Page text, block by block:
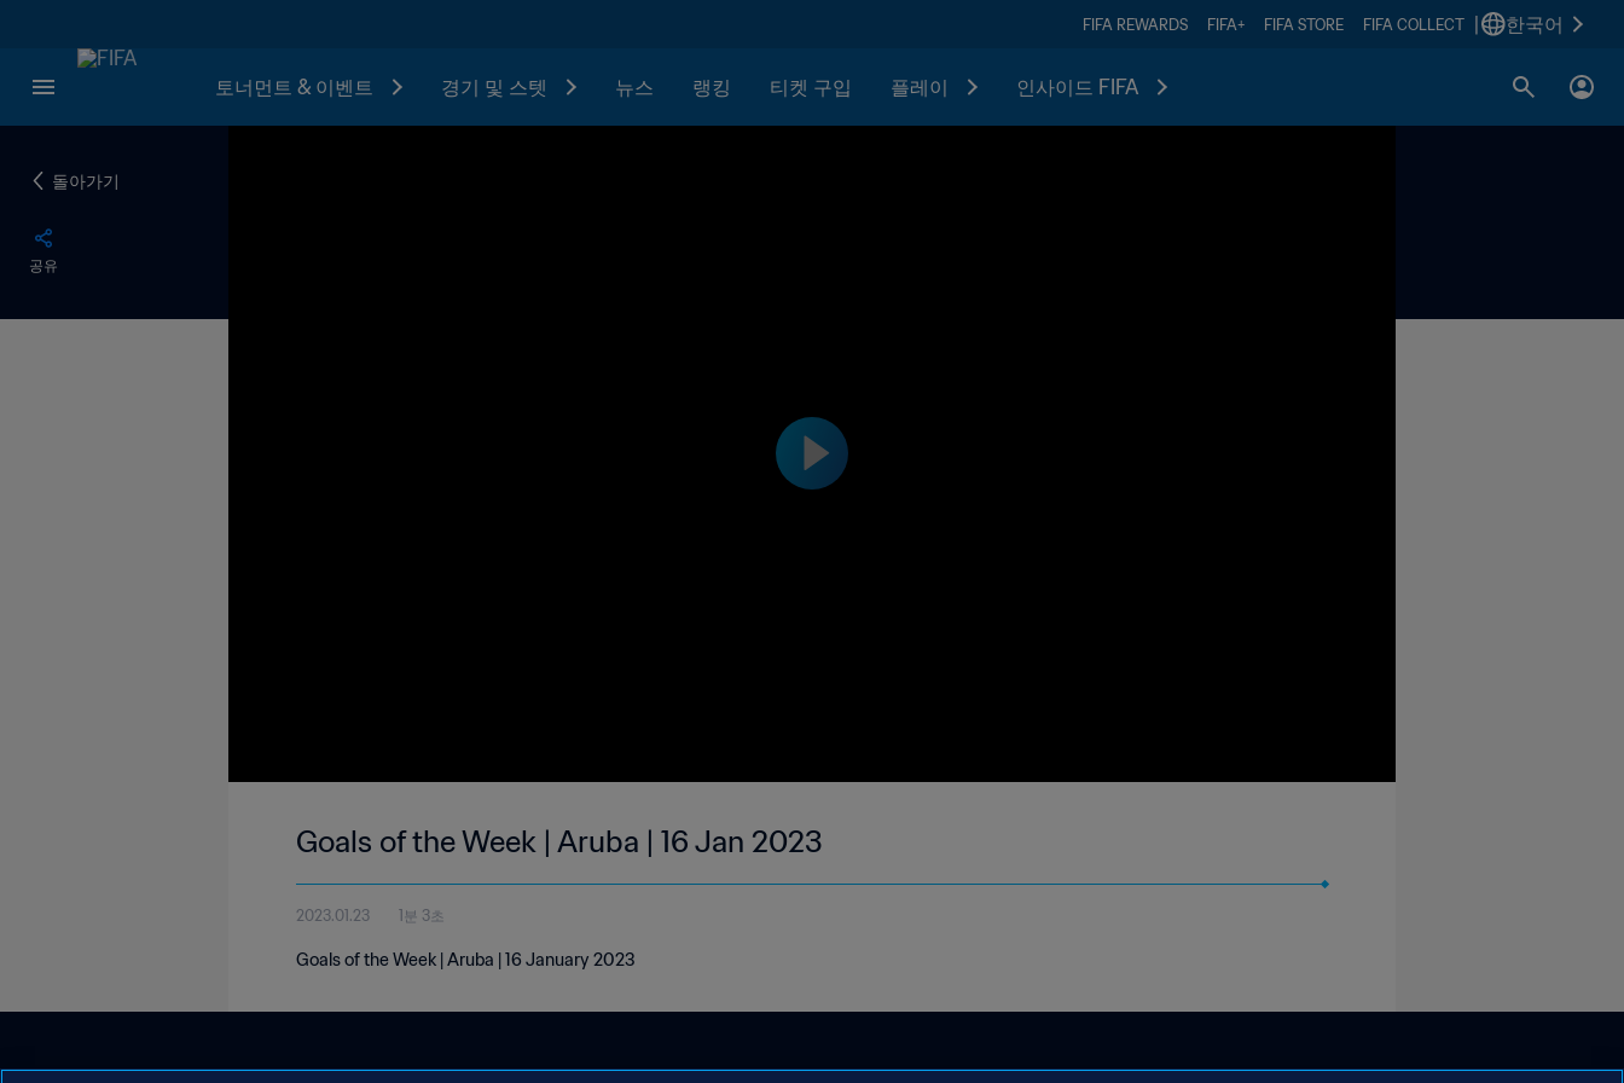
FIFA REWARDS FIFA+ FIFA STORE FIFA COLLECT 한국어
토너먼트 & 이벤트 경기 및 스텟 뉴스 랭킹 티켓 구입 플레이 인사이드 FIFA
돌아가기
공유
Goals of the Week | Aruba | 16 Jan 2023
2023.01.23 1분 3초
Goals of the Week | Aruba | 16 January 2023